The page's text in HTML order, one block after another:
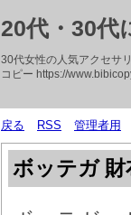
20代・30代
30代女性の人気アクセサ
コピー https://
戻る RSS 管理者用
ボッテガ